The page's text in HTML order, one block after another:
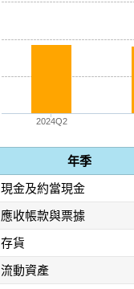
2024Q2
年季
現金及約當現金
應收帳款與票據
存貨
流動資產